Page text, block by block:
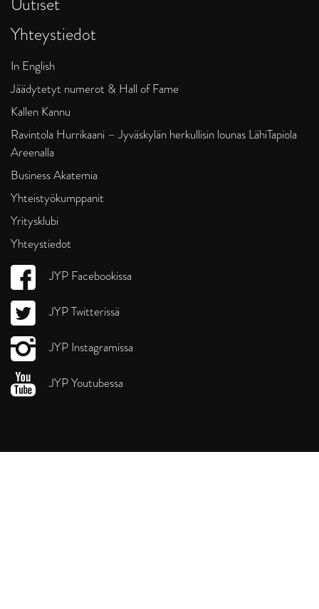
Yhteystiedot
In English
Jäädytetyt numerot & Hall of Fame
Kallen Kannu
Ravintola Hurrikaani – Jyväskylän herkullisin lounas LähiTapiola
Areenalla
Business Akatemia
Yhteistyökumppanit
Yritysklubi
Yhteystiedot
JYP Facebookissa
JYP Twitterissä
JYP Instagramissa
JYP Youtubessa